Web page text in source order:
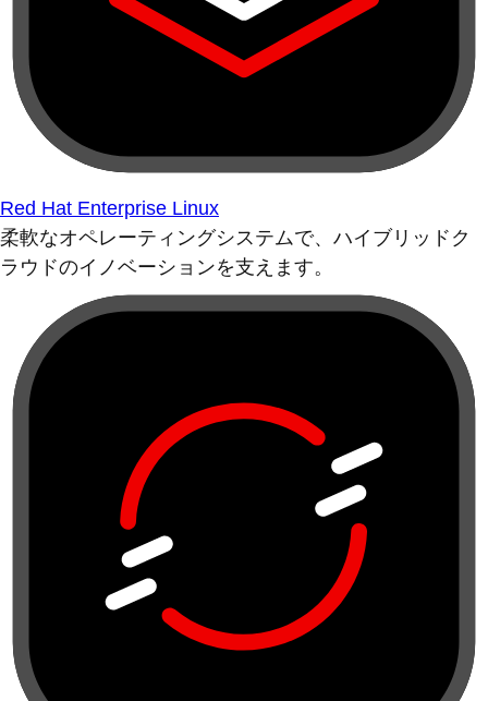
Red Hat Enterprise Linux
柔軟なオペレーティングシステムで、ハイブリッドク
ラウドのイノベーションを支えます。